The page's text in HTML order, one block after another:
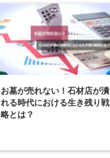
お墓が売れない！石材店が潰
れる時代における生き残り戦
略とは？